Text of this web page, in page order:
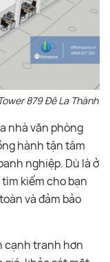
879 Đê La Thành
nhà văn phòng
hành tận tâm
nghiệp. Dù là ở
kiếm cho bạn
và đảm bảo
cạnh tranh hơn